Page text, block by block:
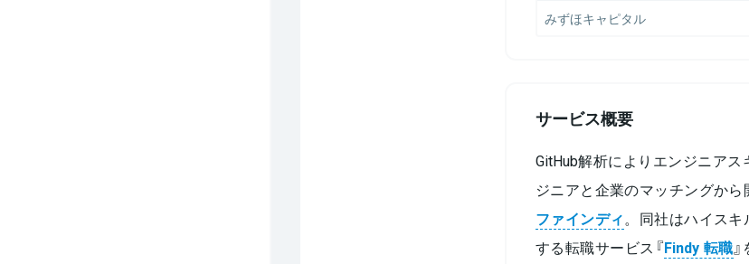
みずほキャピタル
サービス概要
GitHub解析によりエンジニア
ジニアと企業のマッチングか
ファインディ。同社はハイス
する転職サービス『Findy 転職